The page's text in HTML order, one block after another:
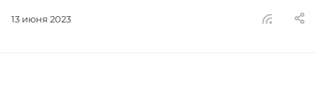
13 июня 2023